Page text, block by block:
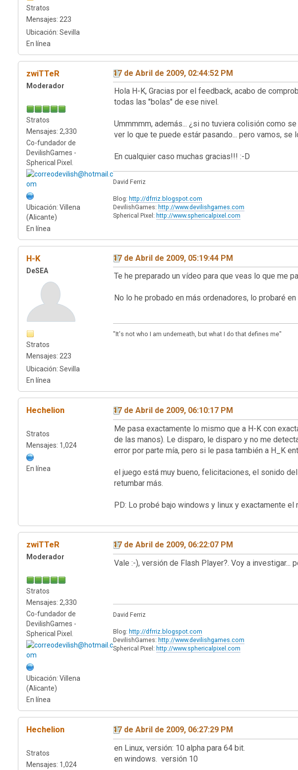
Stratos
Mensajes: 223
Ubicación: Sevilla
En línea
zwiTTeR
Moderador
Stratos
Mensajes: 2,330
Co-fundador de
DevilishGames -
Spherical Pixel.
Ubicación: Villena
(Alicante)
En línea
17 de Abril de 2009, 02:44:52 PM
Hola H-K, Gracias por el feedback, acabo de
todas las "bolas" de ese nivel.
Ummmmm, además... ¿si no tuviera colisión como
ver lo que te puede estár pasando... pero vamos, se
En cualquier caso muchas gracias!!! :-D
David Ferriz
Blog: http://dfrriz.blogspot.com
DevilishGames: http://www.devilishgames.com
Spherical Pixel: http://www.sphericalpixel.com
H-K
DeSEA
Stratos
Mensajes: 223
Ubicación: Sevilla
En línea
17 de Abril de 2009, 05:19:44 PM
Te he preparado un vídeo para que veas lo que me
No lo he probado en más ordenadores, lo probaré
"It's not who I am underneath, but what I do that defines me"
Hechelion
Stratos
Mensajes: 1,024
En línea
17 de Abril de 2009, 06:10:17 PM
Me pasa exactamente lo mismo que a H-K con
de las manos). Le disparo, le disparo y no me
error por parte mía, pero si le pasa también a H_K
el juego está muy bueno, felicitaciones, el sonido
retumbar más.
PD: Lo probé bajo windows y linux y exactamente el
zwiTTeR
Moderador
Stratos
Mensajes: 2,330
Co-fundador de
DevilishGames -
Spherical Pixel.
Ubicación: Villena
(Alicante)
En línea
17 de Abril de 2009, 06:22:07 PM
Vale :-), versión de Flash Player?. Voy a
David Ferriz
Blog: http://dfrriz.blogspot.com
DevilishGames: http://www.devilishgames.com
Spherical Pixel: http://www.sphericalpixel.com
Hechelion
Stratos
Mensajes: 1,024
17 de Abril de 2009, 06:27:29 PM
en Linux, versión: 10 alpha para 64 bit.
en windows. versión 10